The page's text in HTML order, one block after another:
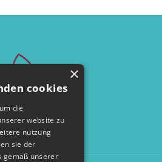
×
cookies
die
website zu
nutzung
sie der
gemäß unserer